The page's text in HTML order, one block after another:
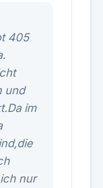
405
und
im
nur